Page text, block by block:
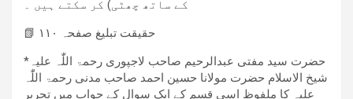
کے ساتھ چھٹی) کر سکتے ہیں ۔
📗 حقیقت تبلیغ صفحہ ۱۱۰
*حضرت سید مفتی عبدالرحیم صاحب لاجپوری رحمۃ اللّٰہ علیہ
شیخ الاسلام حضرت مولانا حسین احمد صاحب مدنی رحمۃ اللّٰہ
علیہ کا ملفوظ اسی قسم کے ایک سوال کے جواب میں تحریر